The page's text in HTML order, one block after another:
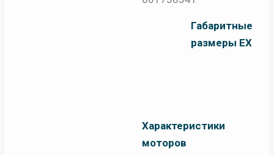
Габаритные
размеры EX
Характеристики
моторов